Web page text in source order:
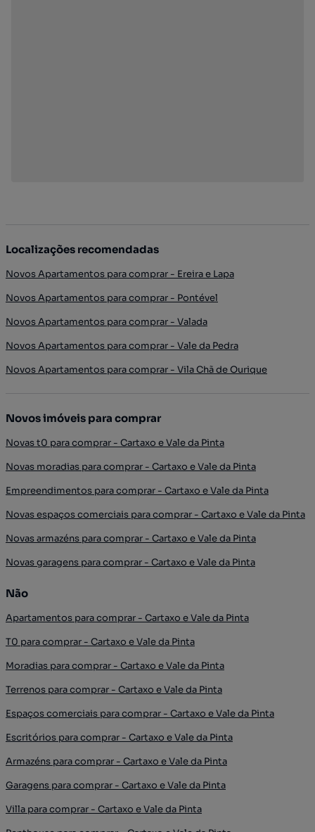
Localizações recomendadas
Novos Apartamentos para comprar - Ereira e Lapa
Novos Apartamentos para comprar - Pontével
Novos Apartamentos para comprar - Valada
Novos Apartamentos para comprar - Vale da Pedra
Novos Apartamentos para comprar - Vila Chã de Ourique
Novos imóveis para comprar
Novas t0 para comprar - Cartaxo e Vale da Pinta
Novas moradias para comprar - Cartaxo e Vale da Pinta
Empreendimentos para comprar - Cartaxo e Vale da Pinta
Novas espaços comerciais para comprar - Cartaxo e Vale da Pinta
Novas armazéns para comprar - Cartaxo e Vale da Pinta
Novas garagens para comprar - Cartaxo e Vale da Pinta
Não
Apartamentos para comprar - Cartaxo e Vale da Pinta
T0 para comprar - Cartaxo e Vale da Pinta
Moradias para comprar - Cartaxo e Vale da Pinta
Terrenos para comprar - Cartaxo e Vale da Pinta
Espaços comerciais para comprar - Cartaxo e Vale da Pinta
Escritórios para comprar - Cartaxo e Vale da Pinta
Armazéns para comprar - Cartaxo e Vale da Pinta
Garagens para comprar - Cartaxo e Vale da Pinta
Villa para comprar - Cartaxo e Vale da Pinta